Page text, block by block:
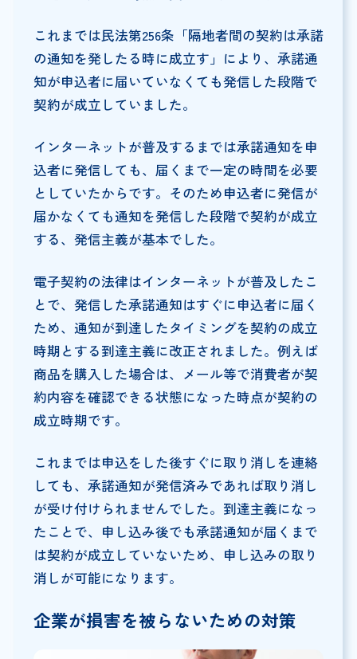
これまでは民法第256条「隔地者間の契約は承諾
の通知を発したる時に成立す」により、承諾通
知が申込者に届いていなくても発信した段階で
契約が成立していました。
インターネットが普及するまでは承諾通知を申
込者に発信しても、届くまで一定の時間を必要
としていたからです。そのため申込者に発信が
届かなくても通知を発信した段階で契約が成立
する、発信主義が基本でした。
電子契約の法律はインターネットが普及したこ
とで、発信した承諾通知はすぐに申込者に届く
ため、通知が到達したタイミングを契約の成立
時期とする到達主義に改正されました。例えば
商品を購入した場合は、メール等で消費者が契
約内容を確認できる状態になった時点が契約の
成立時期です。
これまでは申込をした後すぐに取り消しを連絡
しても、承諾通知が発信済みであれば取り消し
が受け付けられませんでした。到達主義になっ
たことで、申し込み後でも承諾通知が届くまで
は契約が成立していないため、申し込みの取り
消しが可能になります。
企業が損害を被らないための対策